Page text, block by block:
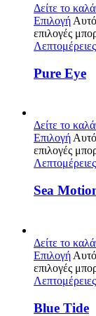
Δείτε το
Επιλογή
επιλογές
Λεπτομέρειες
Pure Eye
Δείτε το
Επιλογή
επιλογές
Λεπτομέρειες
Sea
Δείτε το
Επιλογή
επιλογές
Λεπτομέρειες
Blue Tide